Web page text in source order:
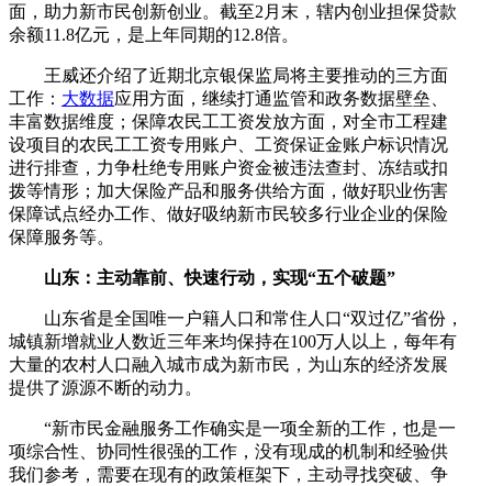
面，助力新市民创新创业。截至2月末，辖内创业担保贷款
余额11.8亿元，是上年同期的12.8倍。
王威还介绍了近期北京银保监局将主要推动的三方面
工作： 大数据应用方面，继续打通监管和政务数据壁垒、
丰富数据维度；保障农民工工资发放方面，对全市工程建
设项目的农民工工资专用账户、工资保证金账户标识情况
进行排查，力争杜绝专用账户资金被违法查封、冻结或扣
拨等情形；加大保险产品和服务供给方面，做好职业伤害
保障试点经办工作、做好吸纳新市民较多行业企业的保险
保障服务等。
山东：主动靠前、快速行动，实现“五个破题”
山东省是全国唯一户籍人口和常住人口“双过亿”省份，
城镇新增就业人数近三年来均保持在100万人以上，每年有
大量的农村人口融入城市成为新市民，为山东的经济发展
提供了源源不断的动力。
“新市民金融服务工作确实是一项全新的工作，也是一
项综合性、协同性很强的工作，没有现成的机制和经验供
我们参考，需要在现有的政策框架下，主动寻找突破、争